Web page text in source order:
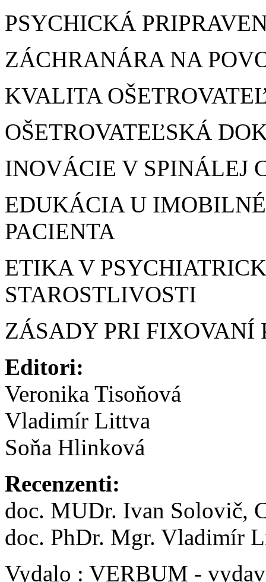
PSYCHICKÁ
ZÁCHRANÁRA NA
KVALITA
OŠETROVATEĽSKÁ
INOVÁCIE V SPINÁLEJ
EDUKÁCIA U
PACIENTA
ETIKA V
STAROSTLIVOSTI
ZÁSADY PRI FIXOVANÍ
Editori:
Veronika Tisoňová
Vladimír Littva
Soňa Hlinková
Recenzenti:
doc. MUDr. Ivan Solovič,
doc. PhDr. Mgr. Vladimír
Vydalo : VERBUM -